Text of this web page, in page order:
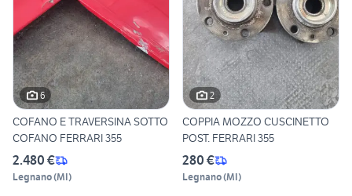
6
COFANO E TRAVERSINA SOTTO
COFANO FERRARI 355
2.480 €
Legnano(MI)
2
COPPIA MOZZO CUSCINETTO
POST. FERRARI 355
280 €
Legnano(MI)